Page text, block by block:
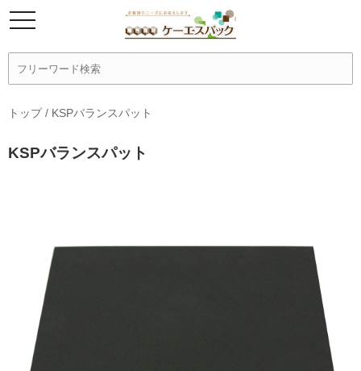
トップ/ KSPバランスパット
KSPバランスパット